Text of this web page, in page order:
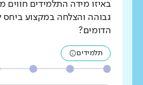
באיזו מידה התלמידים חווים
גבוהה והצלחה במקצוע
הדומים?
תלמידים